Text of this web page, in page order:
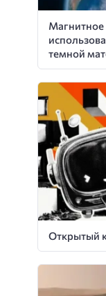
темной
Открытый